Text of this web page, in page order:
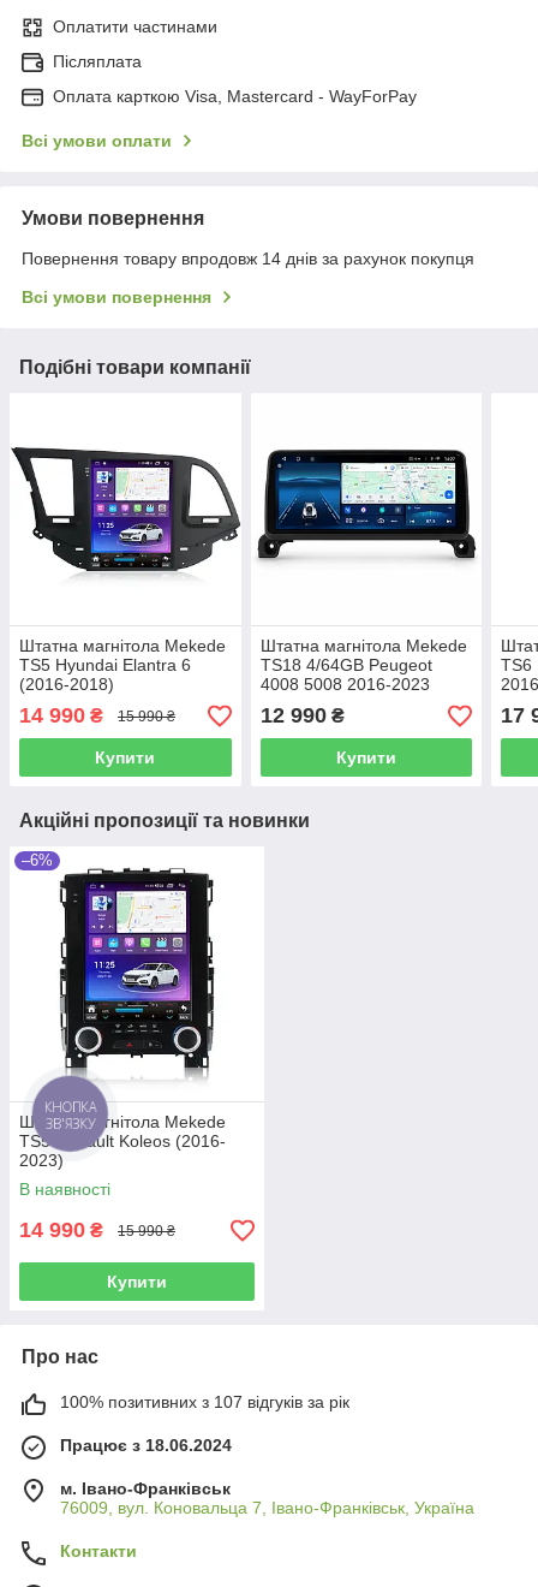
Оплатити частинами
Післяплата
Оплата карткою Visa, Mastercard - WayForPay
Всі умови оплати
Умови повернення
Повернення товару впродовж 14 днів за рахунок покупця
Всі умови повернення
Подібні товари компанії
Штатна магнітола Mekede
TS5 Hyundai Elantra 6
(2016-2018)
14 990 ₴ 15 990 ₴
Купити
Штатна магнітола Mekede
TS18 4/64GB Peugeot
4008 5008 2016-2023
12 990₴
Купити
TS6
17
Акційні пропозиції та новинки
–6%
Штатна магнітола Mekede
TS5 Renault Koleos (2016-
2023)
В наявності
14 990 ₴ 15 990 ₴
Купити
Про нас
100% позитивних з 107 відгуків за рік
Працює з 18.06.2024
м. Івано-Франківськ
76009, вул. Коновальца 7, Івано-Франківськ, Україна
Контакти
КНОПКА
ЗВ'ЯЗКУ